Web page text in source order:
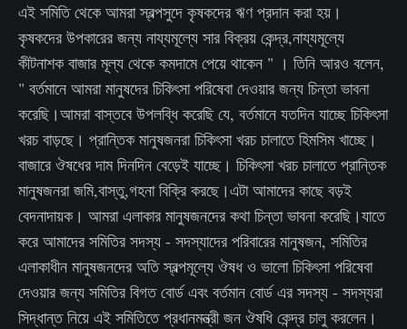
এই সমিতি থেকে আমরা স্বল্পসুদে কৃষকদের ঋণ প্রদান করা হয়।
কৃষকদের উপকারের জন্য নায্যমূল্যে সার বিক্রয় কেন্দ্র,নায্যমূল্যে
কীটনাশক বাজার মূল্য থেকে কমদামে পেয়ে থাকেন " । তিনি আরও বলেন,
" বর্তমানে আমরা মানুষদের চিকিৎসা পরিষেবা দেওয়ার জন্য চিন্তা ভাবনা
করেছি।আমরা বাস্তবে উপলব্ধি করেছি যে, বর্তমানে যতদিন যাচ্ছে চিকিৎসা
খরচ বাড়ছে। প্রান্তিক মানুষজনরা চিকিৎসা খরচ চালাতে হিমসিম খাচ্ছে।
বাজারে ঔষধের দাম দিনদিন বেড়েই যাচ্ছে। চিকিৎসা খরচ চালাতে প্রান্তিক
মানুষজনরা জমি,বাস্তু,গহনা বিক্রি করছে।এটা আমাদের কাছে বড়ই
বেদনাদায়ক। আমরা এলাকার মানুষজনদের কথা চিন্তা ভাবনা করেছি।যাতে
করে আমাদের সমিতির সদস্য - সদস্যাদের পরিবারের মানুষজন, সমিতির
এলাকাধীন মানুষজনদের অতি স্বল্পমূল্যে ঔষধ ও ভালো চিকিৎসা পরিষেবা
দেওয়ার জন্য সমিতির বিগত বোর্ড এবং বর্তমান বোর্ড এর সদস্য - সদস্যরা
সিদ্ধান্ত নিয়ে এই সমিতিতে প্রধানমন্ত্রী জন ঔষধি কেন্দ্র চালু করলেন।